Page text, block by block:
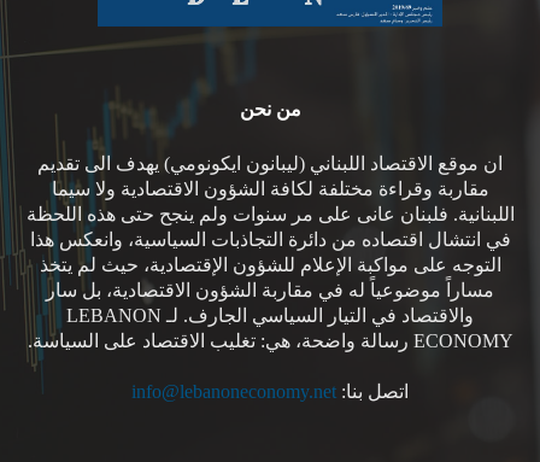
من نحن
ان موقع الاقتصاد اللبناني (ليبانون ايكونومي) يهدف الى تقديم
مقاربة وقراءة مختلفة لكافة الشؤون الاقتصادية ولا سيما
اللبنانية. فلبنان عانى على مر سنوات ولم ينجح حتى هذه اللحظة
في انتشال اقتصاده من دائرة التجاذبات السياسية، وانعكس هذا
التوجه على مواكبة الإعلام للشؤون الإقتصادية، حيث لم يتخذ
مساراً موضوعياً له في مقاربة الشؤون الاقتصادية، بل سار
والاقتصاد في التيار السياسي الجارف. لـ LEBANON
ECONOMY رسالة واضحة، هي: تغليب الاقتصاد على السياسة.
اتصل بنا: info@lebanoneconomy.net